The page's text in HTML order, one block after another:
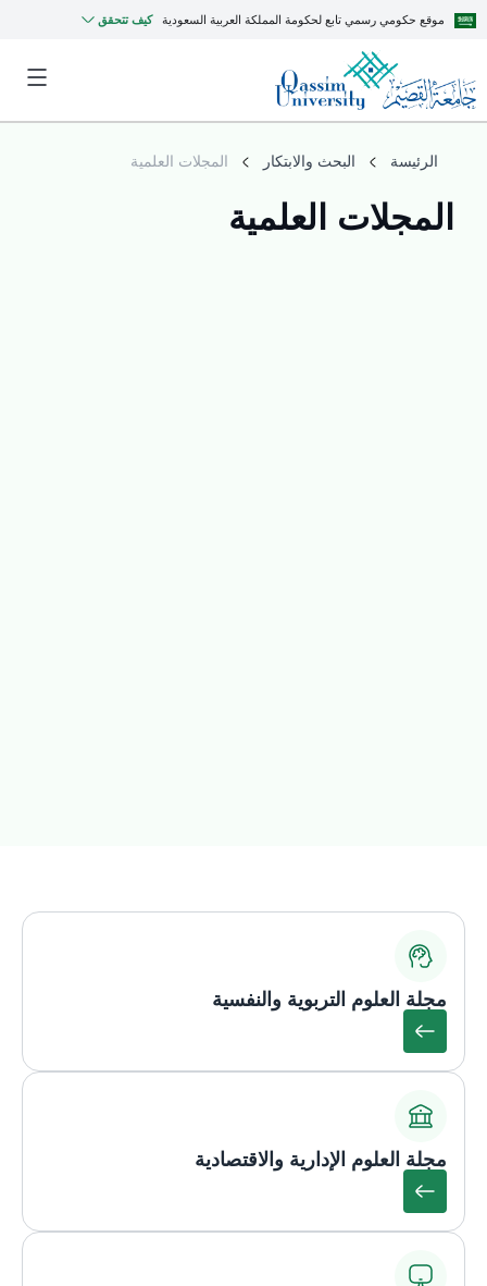
موقع حكومي رسمي تابع لحكومة المملكة العربية السعودية كيف تتحقق
الرئيسة البحث والابتكار المجلات العلمية
المجلات العلمية
مجلة العلوم التربوية والنفسية
مجلة العلوم الإدارية والاقتصادية